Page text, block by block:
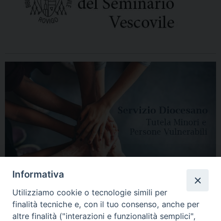
Informativa
Utilizziamo cookie o tecnologie simili per
finalità tecniche e, con il tuo consenso, anche per
altre finalità ("interazioni e funzionalità semplici",